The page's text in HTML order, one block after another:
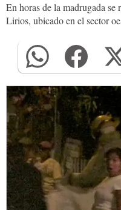
En horas de la madrugada
Lirios, ubicado en el sector